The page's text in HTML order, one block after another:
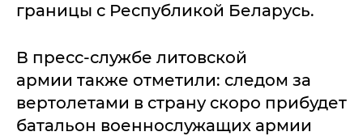
границы с Республикой Беларусь.
В пресс-службе литовской
армии также отметили: следом за
вертолетами в страну скоро прибудет
батальон военнослужащих армии